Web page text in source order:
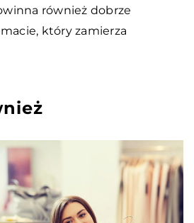
również dobrze
który zamierza